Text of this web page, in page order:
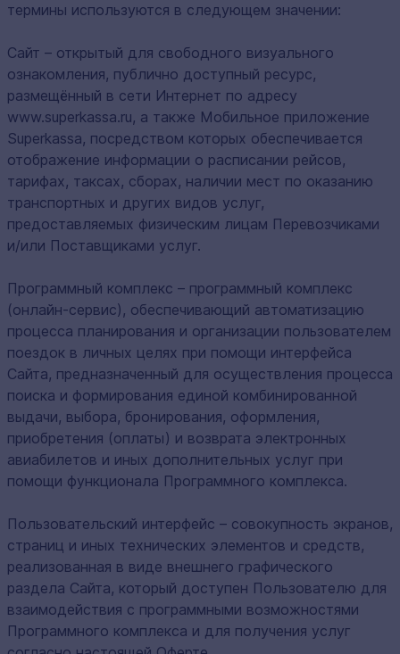
термины используются в следующем значении:
Сайт – открытый для свободного визуального
ознакомления, публично доступный ресурс,
размещённый в сети Интернет по адресу
www.superkassa.ru, а также Мобильное приложение
Superkassa, посредством которых обеспечивается
отображение информации о расписании рейсов,
тарифах, таксах, сборах, наличии мест по оказанию
транспортных и других видов услуг,
предоставляемых физическим лицам Перевозчиками
и/или Поставщиками услуг.
Программный комплекс – программный комплекс
(онлайн-сервис), обеспечивающий автоматизацию
процесса планирования и организации пользователем
поездок в личных целях при помощи интерфейса
Сайта, предназначенный для осуществления процесса
поиска и формирования единой комбинированной
выдачи, выбора, бронирования, оформления,
приобретения (оплаты) и возврата электронных
авиабилетов и иных дополнительных услуг при
помощи функционала Программного комплекса.
Пользовательский интерфейс – совокупность экранов,
страниц и иных технических элементов и средств,
реализованная в виде внешнего графического
раздела Сайта, который доступен Пользователю для
взаимодействия с программными возможностями
Программного комплекса и для получения услуг